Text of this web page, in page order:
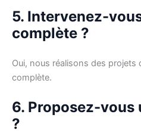
5. Intervenez-
complète ?
Oui, nous réalisons des projets
complète.
6. Proposez-
?